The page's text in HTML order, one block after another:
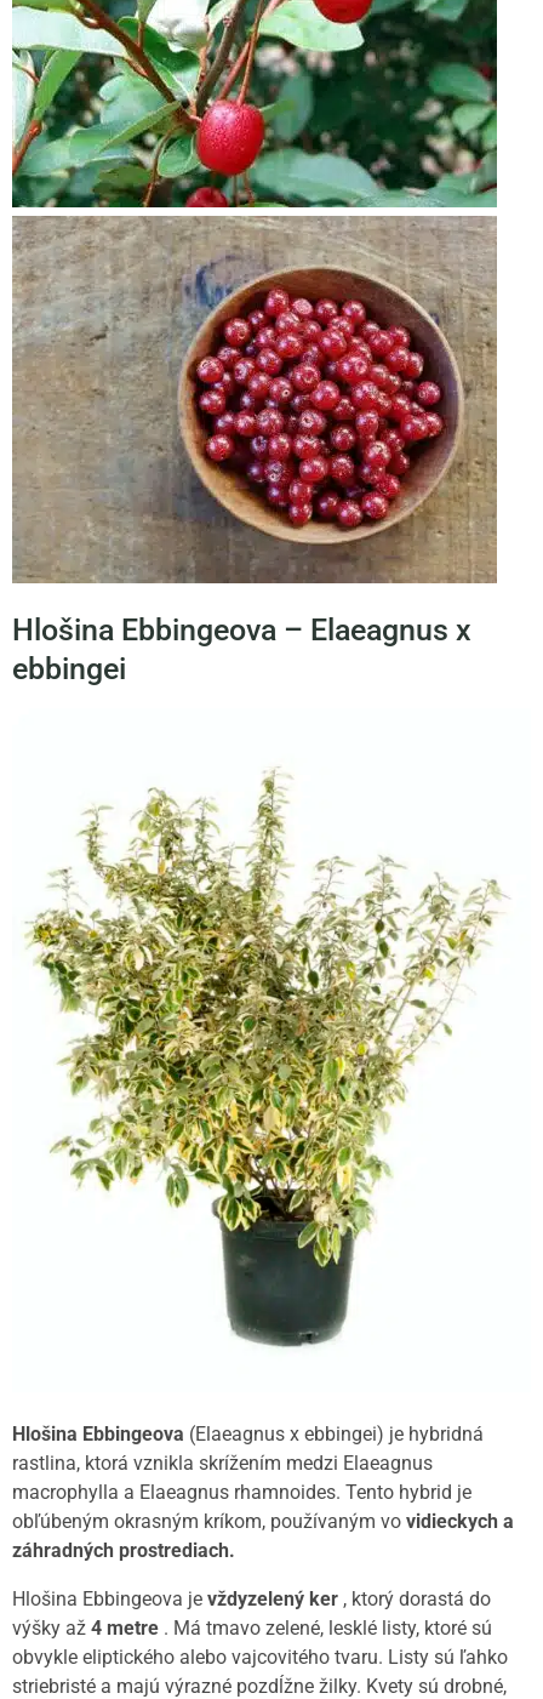
Hlošina Ebbingeova – Elaeagnus x
ebbingei
Hlošina Ebbingeova (Elaeagnus x ebbingei) je hybridná
rastlina, ktorá vznikla skrížením medzi Elaeagnus
macrophylla a Elaeagnus rhamnoides. Tento hybrid je
obľúbeným okrasným kríkom, používaným vo vidieckych a
záhradných prostrediach.
Hlošina Ebbingeova je vždyzelený ker , ktorý dorastá do
výšky až 4 metre . Má tmavo zelené, lesklé listy, ktoré sú
obvykle eliptického alebo vajcovitého tvaru. Listy sú ľahko
striebristé a majú výrazné pozdĺžne žilky. Kvety sú drobné,